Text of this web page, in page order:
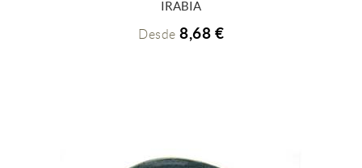
IRABIA
Desde 8,68 €